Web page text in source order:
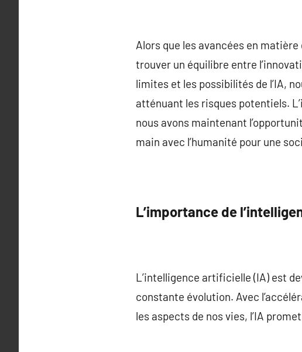
Alors que les avancées en
trouver un équilibre entre
limites et les possibilités de l’IA,
atténuant les risques potentiels.
nous avons maintenant
main avec l’humanité pour une
L’importance de
L’intelligence artificielle (IA) est
constante évolution. Avec
les aspects de nos vies, l’IA